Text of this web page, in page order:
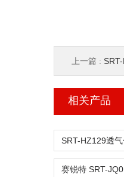
上一篇 :
相关产品